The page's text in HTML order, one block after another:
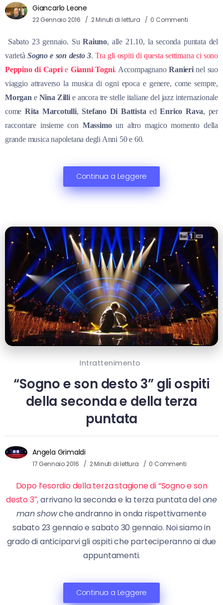
Giancarlo Leone
22 Gennaio 2016 2 Minuti di lettura 0 Commenti
Sabato 23 gennaio. SuRaiuno, alle 21.10, la seconda puntata del
varietàSogno e son desto 3. Tra gli ospiti di questa settimana ci sono
Peppino di Caprie Gianni Togni. AccompagnanoRanierinel suo
viaggio attraverso la musica di ogni epoca e genere, come sempre,
Morgan e Nina Zillie ancora tre stelle italiane del jazz internazionale
come Rita Marcotulli,Stefano Di Battista edEnrico Rava, per
raccontare insieme con Massimoun altro magico momento della
grande musica napoletana degli Anni 50 e 60.
Continua a Leggere
Intrattenimento
“Sogno e son desto 3” gli ospiti
della seconda e della terza
puntata
Angela Grimaldi
17 Gennaio 2016 2 Minuti di lettura 0 Commenti
Dopo l’esordio della terza stagione di “Sogno e son
desto 3″,arrivano la seconda e la terza puntata delone
man showche andranno in onda rispettivamente
sabato 23 gennaio e sabato 30 gennaio. Noi siamo in
grado di anticiparvi gli ospiti che parteciperanno ai due
appuntamenti.
Continua a Leggere